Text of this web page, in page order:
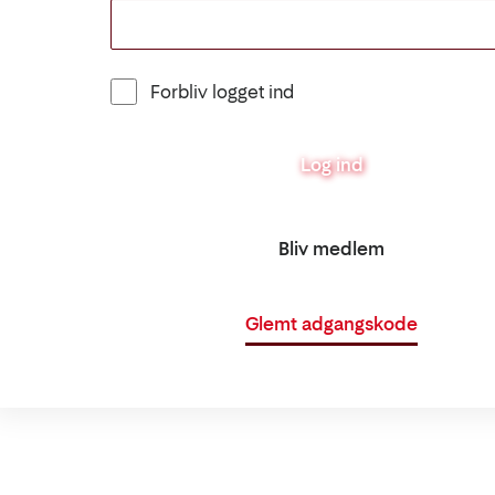
Forbliv logget ind
Log ind
Bliv medlem
Glemt adgangskode